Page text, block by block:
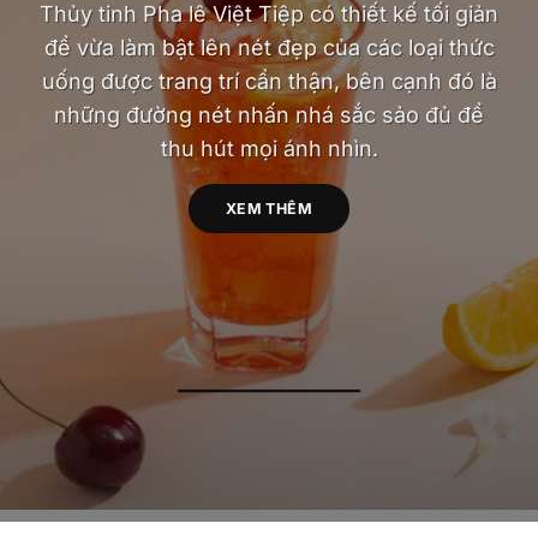
Thủy tinh Pha lê Việt Tiệp có thiết kế tối giản
để vừa làm bật lên nét đẹp của các loại thức
uống được trang trí cẩn thận, bên cạnh đó là
những đường nét nhấn nhá sắc sảo đủ để
thu hút mọi ánh nhìn.
XEM THÊM